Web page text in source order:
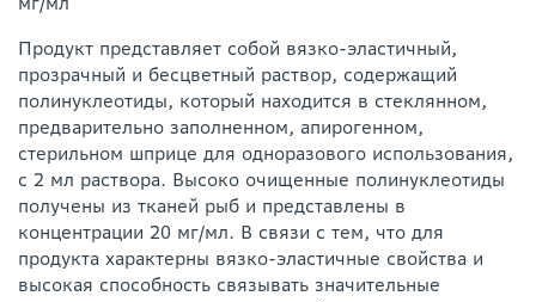
Продукт представляет собой вязко-эластичный,
прозрачный и бесцветный раствор, содержащий
полинуклеотиды, который находится в стеклянном,
предварительно заполненном, апирогенном,
стерильном шприце для одноразового использования,
с 2 мл раствора. Высоко очищенные полинуклеотиды
получены из тканей рыб и представлены в
концентрации 20 мг/мл. В связи с тем, что для
продукта характерны вязко-эластичные свойства и
высокая способность связывать значительные